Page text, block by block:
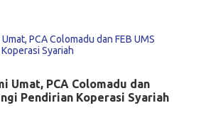
Umat, PCA Colomadu dan
Pendirian Koperasi Syariah